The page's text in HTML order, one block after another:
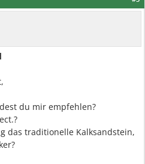
du mir empfehlen?
das traditionelle Kalksandstein,